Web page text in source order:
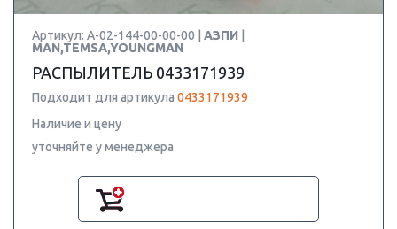
Артикул: А-02-144-00-00-00 | АЗПИ
MAN,TEMSA,YOUNGMAN
РАСПЫЛИТЕЛЬ 0433171939
Подходит для артикула 0433171939
Наличие и цену
уточняйте у менеджера